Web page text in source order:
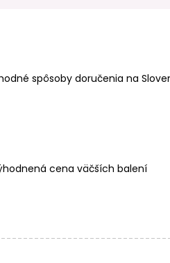
spôsoby doručenia na
cena väčších balení